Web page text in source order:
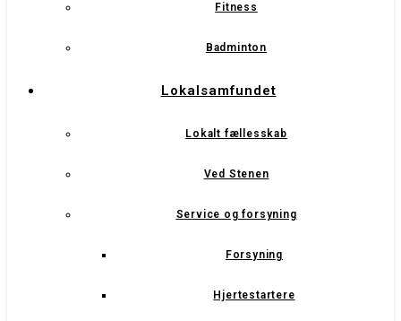
Fitness
Badminton
Lokalsamfundet
Lokalt fællesskab
Ved Stenen
Service og forsyning
Forsyning
Hjertestartere